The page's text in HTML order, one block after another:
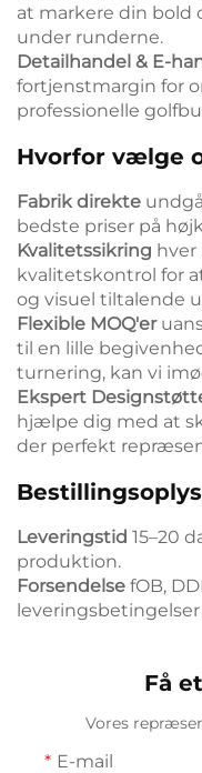
at markere din bold
under runderne.
Detailhandel & E-
fortjenstmargin for
professionelle
Hvorfor vælge
Fabrik direkte
bedste priser på
Kvalitetssikring hver
kvalitetskontrol for
og visuel tiltalende
Flexible MOQ'er
til en lille
turnering, kan vi
Ekspert
hjælpe dig med at
der perfekt
Leveringstid 15–20
produktion.
Forsendelse fOB,
Få
Vores
E-mail